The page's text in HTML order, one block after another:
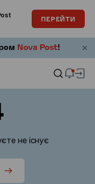
ПЕРЕЙТИ
не існує